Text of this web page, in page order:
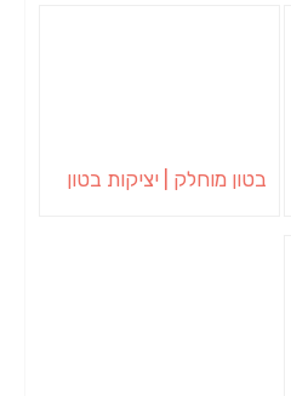
בטון מוחלק | יציקות בטון